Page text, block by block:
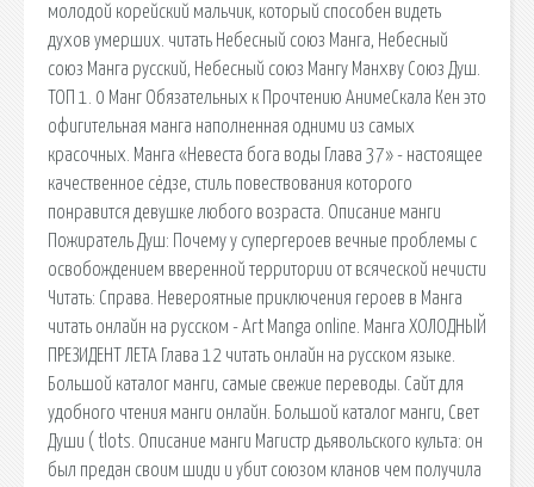
молодой корейский мальчик, который способен видеть
духов умерших. читать Небесный союз Манга, Небесный
союз Манга русский, Небесный союз Мангу Манхву Союз Душ.
ТОП 1. 0 Манг Обязательных к Прочтению АнимеСкала Кен это
офигительная манга наполненная одними из самых
красочных. Манга «Невеста бога воды Глава 37» - настоящее
качественное сёдзе, стиль повествования которого
понравится девушке любого возраста. Описание манги
Пожиратель Душ: Почему у супергероев вечные проблемы с
освобождением вверенной территории от всяческой нечисти
Читать: Справа. Невероятные приключения героев в Манга
читать онлайн на русском - Art Manga online. Манга ХОЛОДНЫЙ
ПРЕЗИДЕНТ ЛЕТА Глава 12 читать онлайн на русском языке.
Большой каталог манги, самые свежие переводы. Сайт для
удобного чтения манги онлайн. Большой каталог манги, Свет
Души ( tlots. Описание манги Магистр дьявольского культа: он
был предан своим шиди и убит союзом кланов чем получила